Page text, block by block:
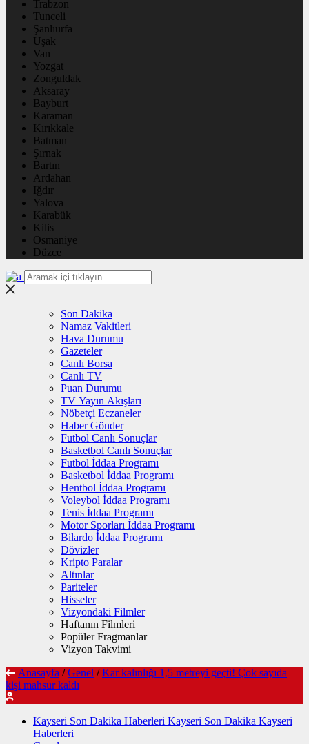
Trabzon
Tunceli
Şanlıurfa
Uşak
Van
Yozgat
Zonguldak
Aksaray
Bayburt
Karaman
Kırıkkale
Batman
Şırnak
Bartın
Ardahan
Iğdır
Yalova
Karabük
Kilis
Osmaniye
Düzce
Son Dakika
Namaz Vakitleri
Hava Durumu
Gazeteler
Canlı Borsa
Canlı TV
Puan Durumu
TV Yayın Akışları
Nöbetçi Eczaneler
Haber Gönder
Futbol Canlı Sonuçlar
Basketbol Canlı Sonuçlar
Futbol İddaa Programı
Basketbol İddaa Programı
Hentbol İddaa Programı
Voleybol İddaa Programı
Tenis İddaa Programı
Motor Sporları İddaa Programı
Bilardo İddaa Programı
Dövizler
Kripto Paralar
Altınlar
Pariteler
Hisseler
Vizyondaki Filmler
Haftanın Filmleri
Popüler Fragmanlar
Vizyon Takvimi
Anasayfa / Genel / Kar kalınlığı 1,5 metreyi geçti! Çok sayıda
kişi mahsur kaldı
Kayseri Son Dakika Haberleri Kayseri Son Dakika Kayseri
Haberleri